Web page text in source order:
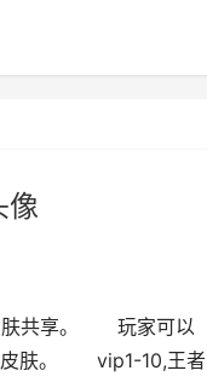
像
肤共享。 玩家可以
皮肤。 vip1-10,王者